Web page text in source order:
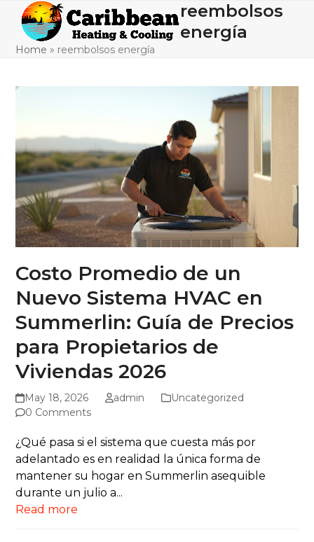
content
Open
mobile
menu
Close
mobile
menu
reembolsos
energía
Home » reembolsos energía
Costo Promedio de un
Nuevo Sistema HVAC en
Summerlin: Guía de Precios
para Propietarios de
Viviendas 2026
May 18, 2026 admin
Uncategorized
0 Comments
¿Qué pasa si el sistema que cuesta más por
adelantado es en realidad la única forma de
mantener su hogar en Summerlin asequible
durante un julio a...
Read more